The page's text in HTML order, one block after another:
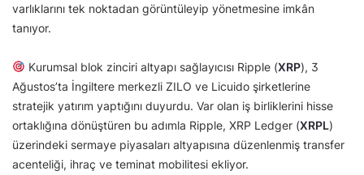
varlıklarını tek noktadan görüntüleyip yönetmesine imkân
tanıyor.
Kurumsal blok zinciri altyapı sağlayıcısı Ripple (XRP), 3
Ağustos’ta İngiltere merkezli ZILO ve Licuido şirketlerine
stratejik yatırım yaptığını duyurdu. Var olan iş birliklerini hisse
ortaklığına dönüştüren bu adımla Ripple, XRP Ledger (XRPL)
üzerindeki sermaye piyasaları altyapısına düzenlenmiş transfer
acenteliği, ihraç ve teminat mobilitesi ekliyor.